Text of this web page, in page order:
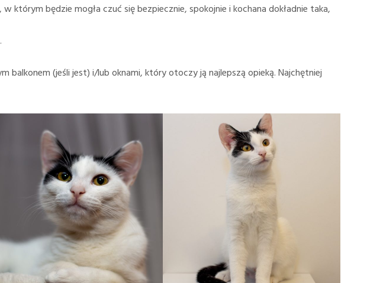
którym będzie mogła czuć się bezpiecznie, spokojnie i kochana dokładnie taka,
balkonem (jeśli jest) i/lub oknami, który otoczy ją najlepszą opieką. Najchętniej